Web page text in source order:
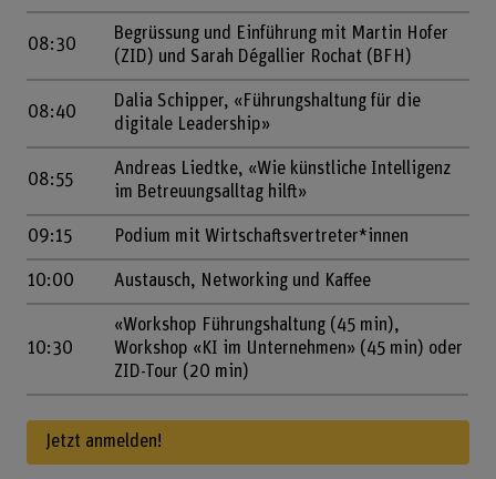
08:30
Begrüssung und Einführung mit Martin Hofer
(ZID) und Sarah Dégallier Rochat (BFH)
08:40
Dalia Schipper, «Führungshaltung für die
digitale Leadership»
08:55
Andreas Liedtke, «Wie künstliche Intelligenz
im Betreuungsalltag hilft»
09:15 Podium mit Wirtschaftsvertreter*innen
10:00 Austausch, Networking und Kaffee
10:30
«Workshop Führungshaltung (45 min),
Workshop «KI im Unternehmen» (45 min) oder
ZID-Tour (20 min)
Jetzt anmelden!